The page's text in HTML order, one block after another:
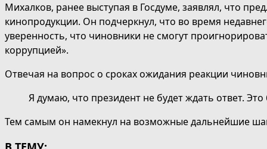
Михалков, ранее выступая в Госдуме, заявлял, что
кинопродукции. Он подчеркнул, что во время
уверенность, что чиновники не смогут
коррупцией».
Отвечая на вопрос о сроках ожидания реакции
Я думаю, что президент не будет ждать ответ.
Тем самым он намекнул на возможные дальнейшие